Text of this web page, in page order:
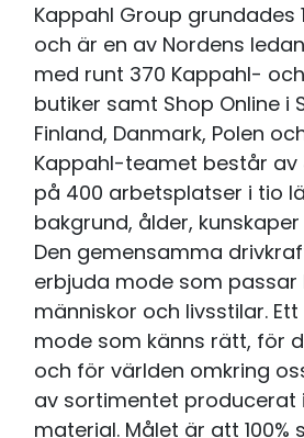
Kappahl Group grundades
och är en av Nordens
med runt 370 Kappahl-
butiker samt Shop Online i
Finland, Danmark, Polen
Kappahl-teamet består av
på 400 arbetsplatser i tio
bakgrund, ålder,
Den gemensamma
erbjuda mode som
människor och livsstilar.
mode som känns rätt, för
och för världen omkring
av sortimentet producerat
material. Målet är att 100%